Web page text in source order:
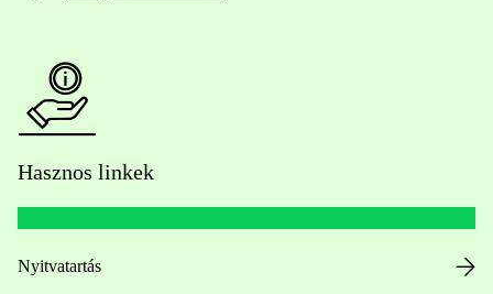
Hasznos linkek
Nyitvatartás